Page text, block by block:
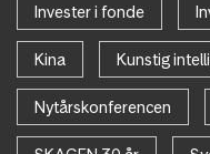
Invester i fonde
Kina Kunstig
Nytårskonferencen